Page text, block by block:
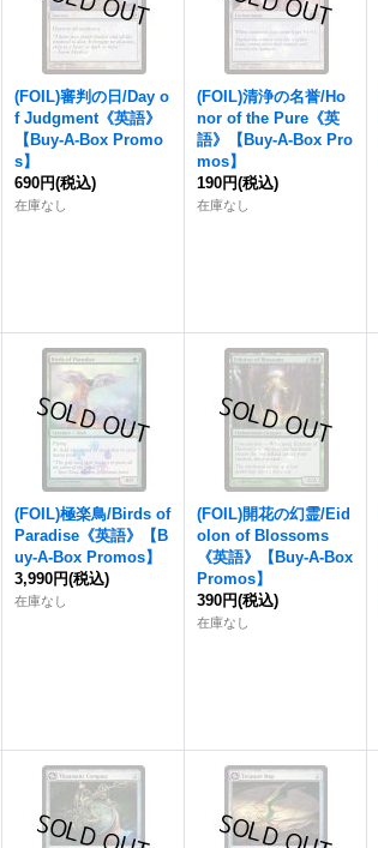
(FOIL)審判の日/Day o
f Judgment《英語》
【Buy-A-Box Promo
s】
690円(税込)
在庫なし
(FOIL)清浄の名誉/Ho
nor of the Pure《英
語》【Buy-A-Box Pro
mos】
190円(税込)
在庫なし
(FOIL)極楽鳥/Birds of
Paradise《英語》【B
uy-A-Box Promos】
3,990円(税込)
在庫なし
(FOIL)開花の幻霊/Eid
olon of Blossoms
《英語》【Buy-A-Box
Promos】
390円(税込)
在庫なし